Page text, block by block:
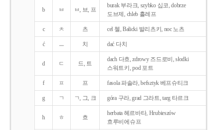
b ㅂ ㅂ, 브, 프
burak 부라크, szybko 십코, dobrze
도브제, chleb 흘레프
c ㅊ 츠 cel 첼, Balicki 발리츠키, noc 노츠
ć ㅡ 치 dać 다치
d ㄷ 드, 트
dach 다흐, zdrowy 즈드로비, słodki
스워트키, pod 포트
f ㅍ 프 fasola 파솔라, befsztyk 베프슈티크
g ㄱ ㄱ, 그, 크 góra 구라, grad 그라트, targ 타르크
h ㅎ 흐
herbata 헤르바타, Hrubieszów
흐루비에슈프